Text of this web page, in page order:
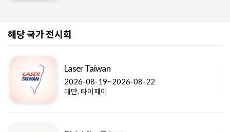
해당 국가 전시회
Laser Taiwan
2026-08-19~2026-08-22
대만, 타이페이